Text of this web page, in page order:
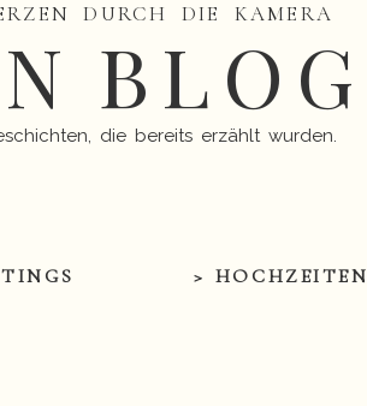
DURCH DIE KAMERA
BLOG
die bereits erzählt wurden.
> HOCHZEITEN